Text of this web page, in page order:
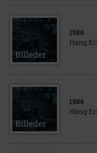
1986
Høng
1986
Høng